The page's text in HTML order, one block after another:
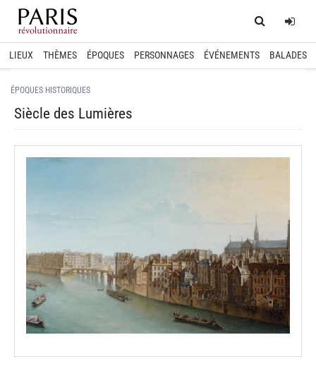
Home
LIEUX THÈMES ÉPOQUES PERSONNAGES ÉVÉNEMENTS BALADES
ÉPOQUES HISTORIQUES
Siècle des Lumières